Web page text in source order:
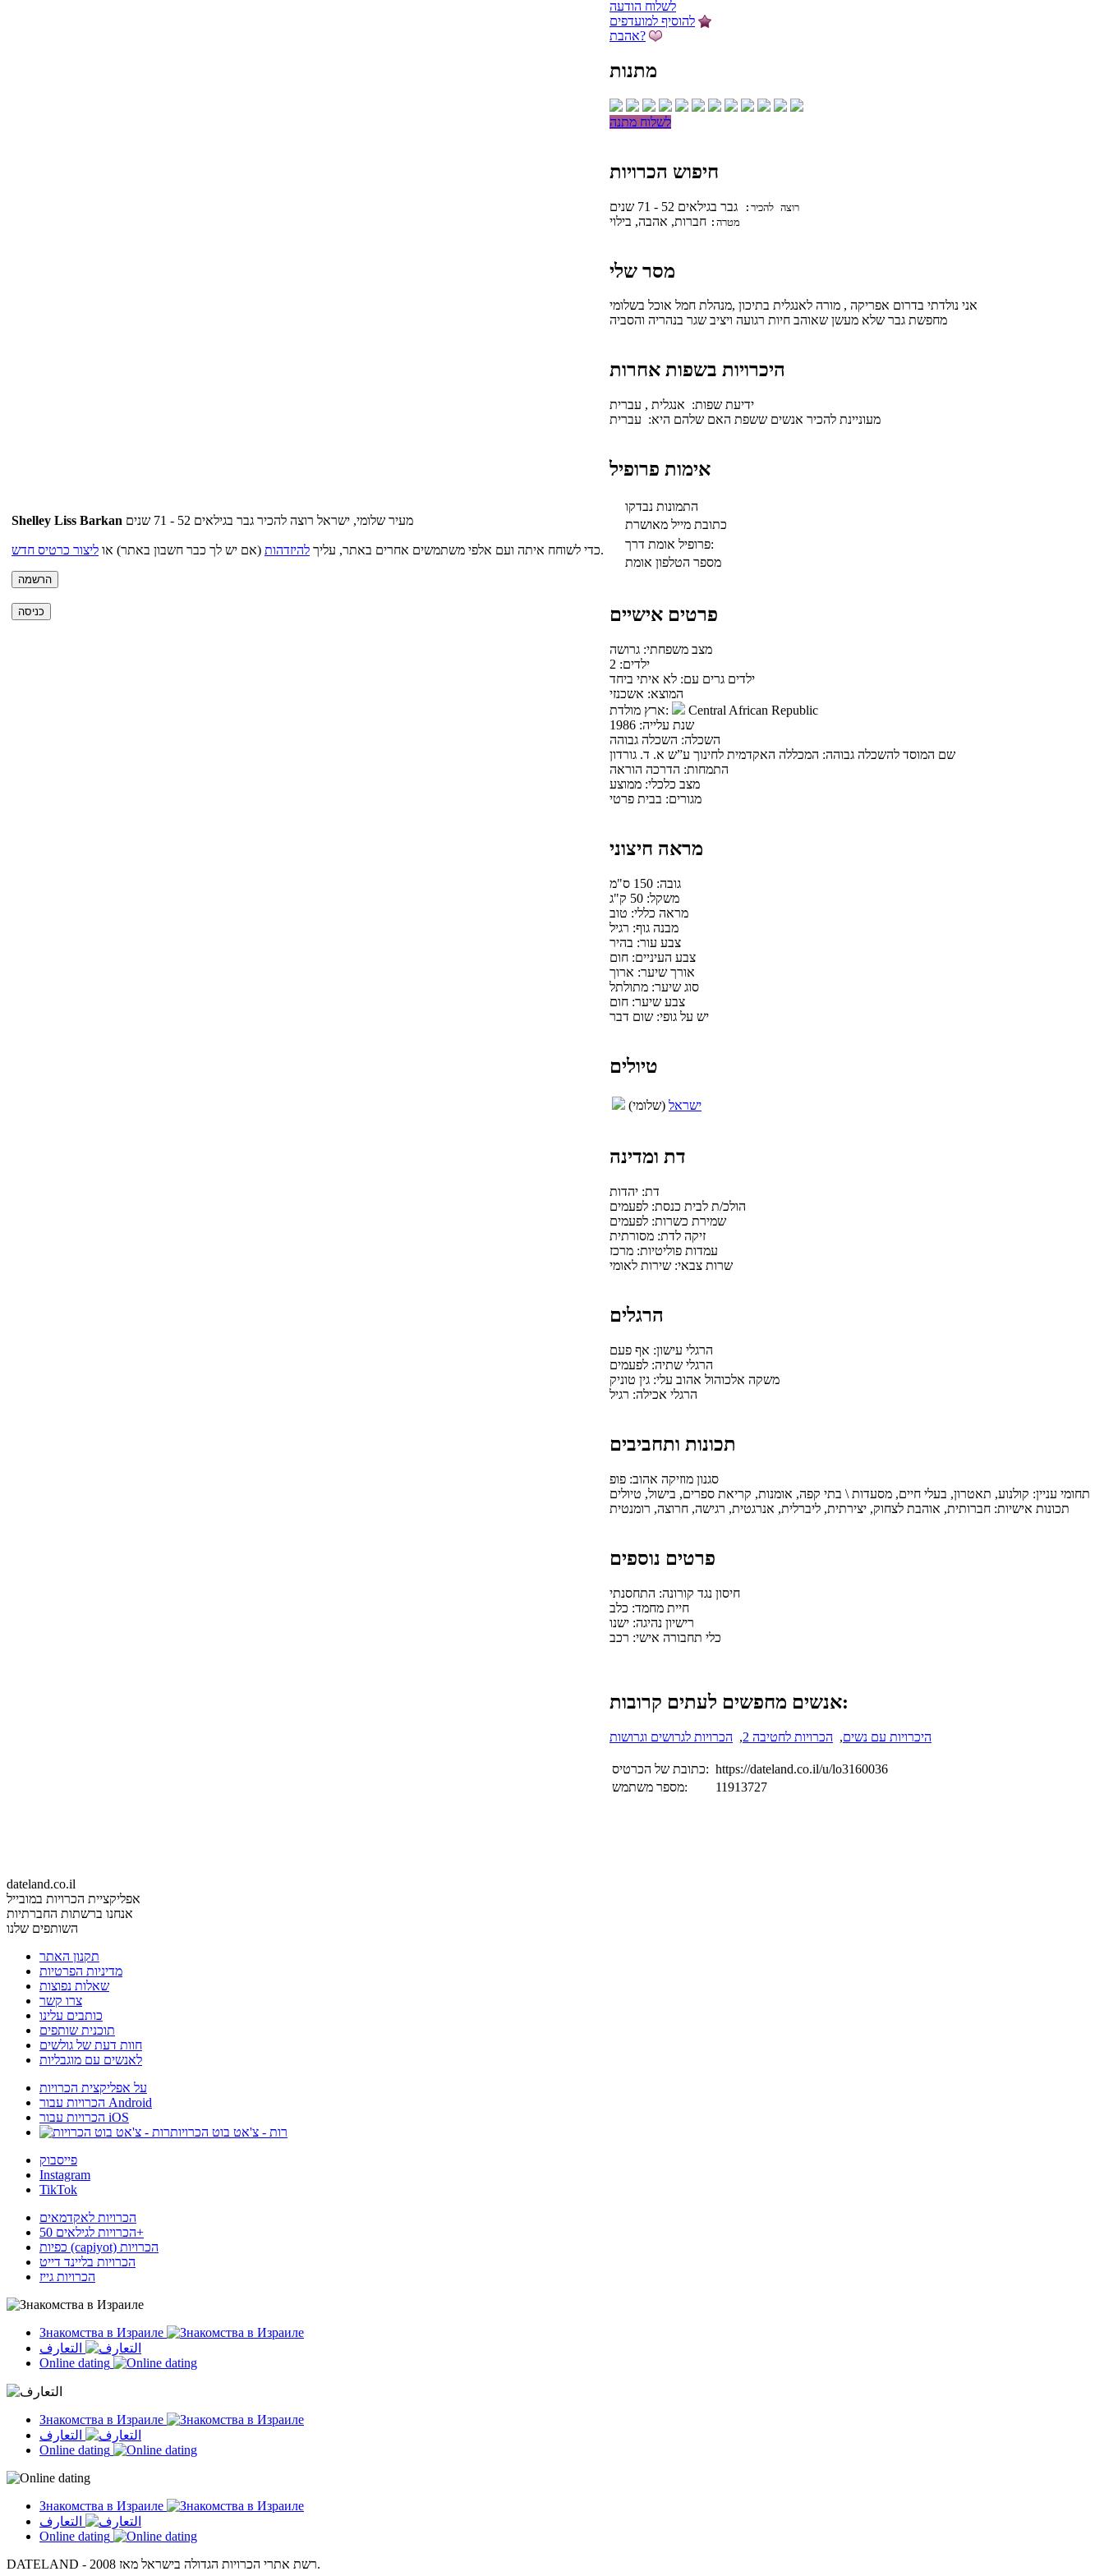
Shelley Liss Barkan
כדי לשוחח איתה ועם אלפי משתמשים אחרים באתר, עליך להיזדהות (אם יש לך כבר חשבון באתר) או ליצור כרטיס חדש .
לשלוח הודעה
להוסיף למועדפים
אהבת?
מתנות
לשלוח מתנה
חיפוש הכרויות
רוצה להכיר: גבר בגילאים 52 - 71 שנים
מטרה: חברות, אהבה, בילוי
מסר שלי
אני נולדתי בדרום אפריקה , מורה לאנגלית בתיכון ,מנהלת חמל אוכל בשלומי
מחפשת גבר שלא מעשן שאוהב חיות רגועה ויציב שגר בנהריה והסביה
היכרויות בשפות אחרות
ידיעת שפות: אנגלית , עברית
מעוניינת להכיר אנשים ששפת האם שלהם היא: עברית
אימות פרופיל
התמונות נבדקו
כתובת מייל מאושרת
פרופיל אומת דרך:
מספר הטלפון אומת
פרטים אישיים
מצב משפחתי: גרושה
ילדים: 2
ילדים גרים עם: לא איתי ביחד
המוצא: אשכנזי
ארץ מולדת:
Central African Republic
שנת עלייה: 1986
השכלה: השכלה גבוהה
שם המוסד להשכלה גבוהה: המכללה האקדמית לחינוך ע”ש א. ד. גורדון
התמחות: הדרכה הוראה
מצב כלכלי: ממוצע
מגורים: בבית פרטי
מראה חיצוני
גובה: 150 ס"מ
משקל: 50 ק"ג
מראה כללי: טוב
מבנה גוף: רגיל
צבע עור: בהיר
צבע העיניים: חום
אורך שיער: ארוך
סוג שיער: מתולתל
צבע שיער: חום
יש על גופי: שום דבר
טיולים
ישראל (שלומי)
דת ומדינה
דת: יהדות
הולכ/ת לבית כנסת: לפעמים
שמירת כשרות: לפעמים
זיקה לדת: מסורתית
עמדות פוליטיות: מרכז
שרות צבאי: שירות לאומי
הרגלים
הרגלי עישון: אף פעם
הרגלי שתיה: לפעמים
משקה אלכוהול אהוב עלי: גין טוניק
הרגלי אכילה: רגיל
תכונות ותחביבים
סגנון מוזיקה אהוב: פופ
תחומי עניין: קולנוע, תאטרון, בעלי חיים, מסעדות \ בתי קפה, אומנות, קריאת ספרים, בישול, טיולים
תכונות אישיות: חברותית, אוהבת לצחוק, יצירתית, ליברלית, אנרגטית, רגישה, חרוצה, רומנטית
פרטים נוספים
חיסון נגד קורונה: התחסנתי
חיית מחמד: כלב
רישיון נהיגה: ישנו
כלי תחבורה אישי: רכב
אנשים מחפשים לעתים קרובות:
היכרויות עם נשים, הכרויות לחטיבה 2 , הכרויות לגרושים וגרושות
כתובת של הכרטיס: https://dateland.co.il/u/lo3160036
מספר משתמש:
11913727
dateland.co.il
אפליקציית הכרויות במובייל
אנחנו ברשתות החברתיות
השותפים שלנו
תקנון האתר
מדיניות הפרטיות
שאלות נפוצות
צרו קשר
כותבים עלינו
תוכנית שותפים
חוות דעת של גולשים
לאנשים עם מוגבליות
על אפליקצית הכרויות
הכרויות עבור Android
הכרויות עבור iOS
רות - צ'אט בוט הכרויות
פייסבוק
Instagram
TikTok
הכרויות לאקדמאים
הכרויות לגילאים 50+
כפיות (capiyot) הכרויות
הכרויות בליינד דייט
הכרויות גייז
Знакомства в Израиле
التعارف
Online dating
Знакомства в Израиле
التعارف
Online dating
Знакомства в Израиле
التعارف
Online dating
DATELAND - רשת אתרי הכרויות הגדולה בישראל מאז 2008.